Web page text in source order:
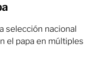
selección nacional
el papa en múltiples